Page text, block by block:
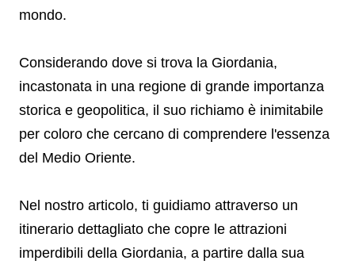
mondo.
Considerando dove si trova la Giordania,
incastonata in una regione di grande importanza
storica e geopolitica, il suo richiamo è inimitabile
per coloro che cercano di comprendere l'essenza
del Medio Oriente.
Nel nostro articolo, ti guidiamo attraverso un
itinerario dettagliato che copre le attrazioni
imperdibili della Giordania, a partire dalla sua